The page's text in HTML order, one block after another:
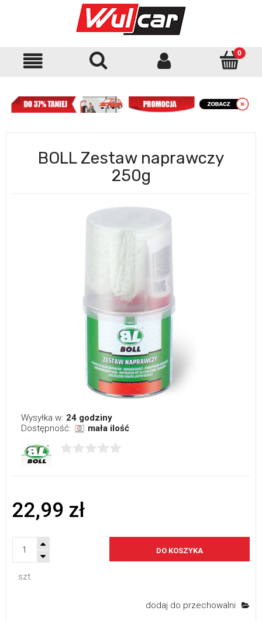
BOLL Zestaw naprawczy
250g
Wysyłka w: 24 godziny
Dostępność:
mała ilość
22,99 zł
szt.
DO KOSZYKA
dodaj do przechowalni